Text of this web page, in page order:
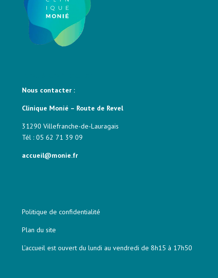
Nous contacter :
Clinique Monié – Route de Revel
31290 Villefranche-de-Lauragais
Tél : 05 62 71 39 09
accueil@monie.fr
Politique de confidentialité
Plan du site
L’accueil est ouvert du lundi au vendredi de 8h15 à 17h50